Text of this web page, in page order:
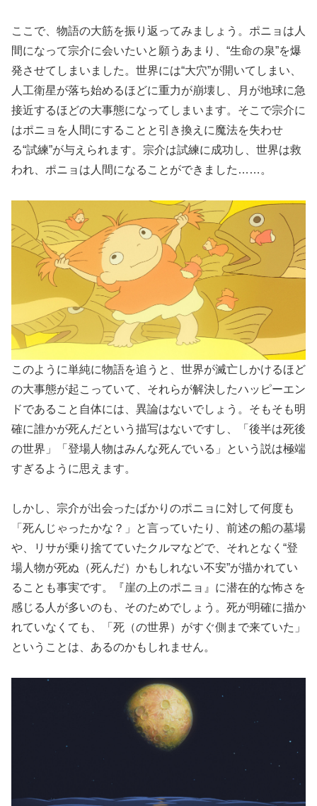
ここで、物語の大筋を振り返ってみましょう。ポニョは人
間になって宗介に会いたいと願うあまり、“生命の泉”を爆
発させてしまいました。世界には“大穴”が開いてしまい、
人工衛星が落ち始めるほどに重力が崩壊し、月が地球に急
接近するほどの大事態になってしまいます。そこで宗介に
はポニョを人間にすることと引き換えに魔法を失わせ
る“試練”が与えられます。宗介は試練に成功し、世界は救
われ、ポニョは人間になることができました……。
このように単純に物語を追うと、世界が滅亡しかけるほど
の大事態が起こっていて、それらが解決したハッピーエン
ドであること自体には、異論はないでしょう。そもそも明
確に誰かが死んだという描写はないですし、「後半は死後
の世界」「登場人物はみんな死んでいる」という説は極端
すぎるように思えます。
しかし、宗介が出会ったばかりのポニョに対して何度も
「死んじゃったかな？」と言っていたり、前述の船の墓場
や、リサが乗り捨てていたクルマなどで、それとなく“登
場人物が死ぬ（死んだ）かもしれない不安”が描かれてい
ることも事実です。『崖の上のポニョ』に潜在的な怖さを
感じる人が多いのも、そのためでしょう。死が明確に描か
れていなくても、「死（の世界）がすぐ側まで来ていた」
ということは、あるのかもしれません。